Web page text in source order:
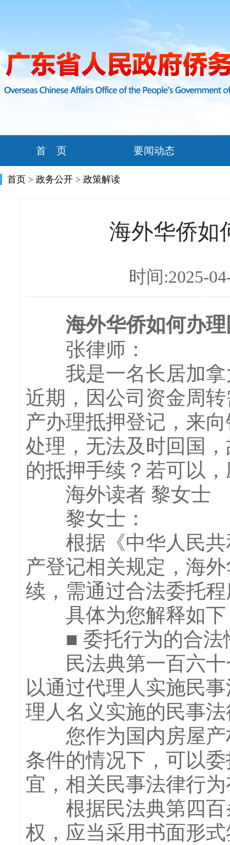
首 页 要闻动态
首页 > 政务公开 > 政策解读
海外华侨如
时间:2025-
海外华侨如何办理
张律师：
我是一名长居加拿
近期，因公司资金周
产办理抵押登记，来
处理，无法及时回国
的抵押手续？若可以
海外读者 黎女士
黎女士：
根据《中华人民共
产登记相关规定，海
续，需通过合法委托
具体为您解释如下
■ 委托行为的合法
民法典第一百六十
以通过代理人实施民
理人名义实施的民事
您作为国内房屋产
条件的情况下，可以
宜，相关民事法律行
根据民法典第四百
权，应当采用书面形